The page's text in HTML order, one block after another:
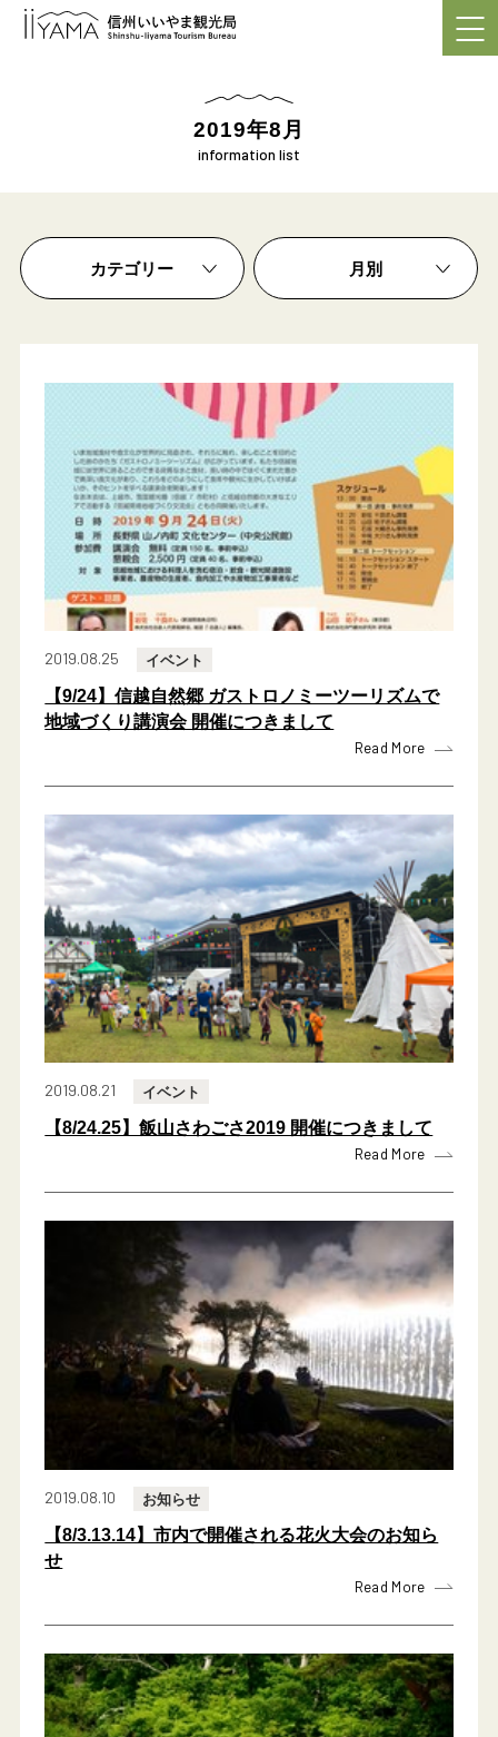
2019年8月
information list
カテゴリー
交通情報
イベント
月別
2019年2月（2）
2019年1月（3）
2019.08.25 イベント
【9/24】信越自然郷 ガストロノミーツーリズムで
地域づくり講演会 開催につきまして
Read More
2019.08.21 イベント
【8/24.25】飯山さわごさ2019 開催につきまして
Read More
2019.08.10 お知らせ
【8/3.13.14】市内で開催される花火大会のお知ら
せ
Read More